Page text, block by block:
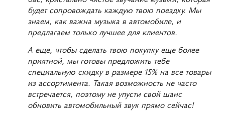
будет сопровождать каждую твою поездку. Мы
знаем, как важна музыка в автомобиле, и
предлагаем только лучшее для клиентов.
А еще, чтобы сделать твою покупку еще более
приятной, мы готовы предложить тебе
специальную скидку в размере 15% на все товары
из ассортимента. Такая возможность не часто
встречается, поэтому не упусти свой шанс
обновить автомобильный звук прямо сейчас!